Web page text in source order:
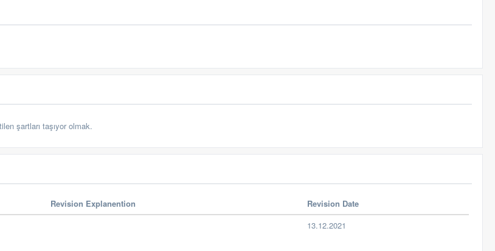
şartları taşıyor olmak.
Revision Explanention
Revision Date
13.12.2021